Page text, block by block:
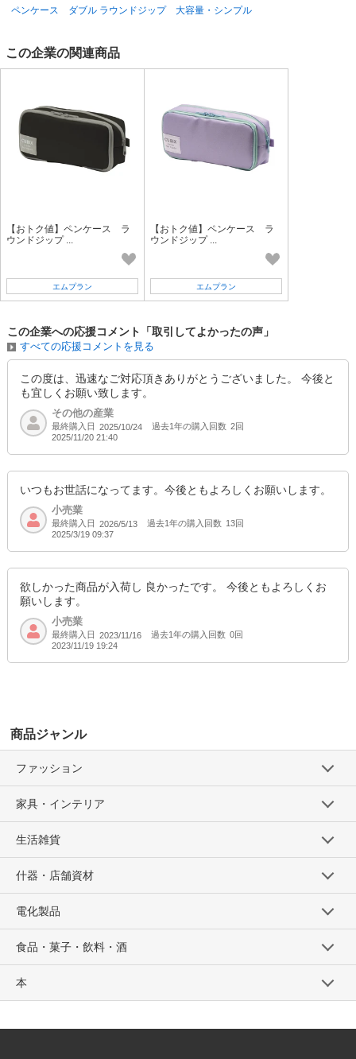
ペンケース ダブル ラウンドジップ 大容量・シンプル
この企業の関連商品
【おトク値】ペンケース ラ
ウンドジップ ...
エムプラン
【おトク値】ペンケース ラ
ウンドジップ ...
エムプラン
この企業への応援コメント「取引してよかったの声」
すべての応援コメントを見る
この度は、迅速なご対応頂きありがとうございました。 今後と
も宜しくお願い致します。
その他の産業
最終購入日 2025/10/24 過去1年の購入回数 2回
2025/11/20 21:40
いつもお世話になってます。今後ともよろしくお願いします。
小売業
最終購入日 2026/5/13 過去1年の購入回数 13回
2025/3/19 09:37
欲しかった商品が入荷し 良かったです。 今後ともよろしくお
願いします。
小売業
最終購入日 2023/11/16 過去1年の購入回数 0回
2023/11/19 19:24
商品ジャンル
ファッション
家具・インテリア
生活雑貨
什器・店舗資材
電化製品
食品・菓子・飲料・酒
本